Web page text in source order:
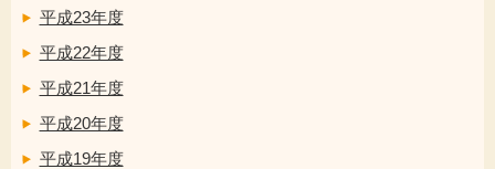
平成23年度
平成22年度
平成21年度
平成20年度
平成19年度